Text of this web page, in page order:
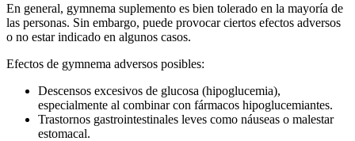
En general, gymnema suplemento es bien tolerado en la mayoría de
las personas. Sin embargo, puede provocar ciertos efectos adversos
o no estar indicado en algunos casos.
Efectos de gymnema adversos posibles:
Descensos excesivos de glucosa (hipoglucemia),
especialmente al combinar con fármacos hipoglucemiantes.
Trastornos gastrointestinales leves como náuseas o malestar
estomacal.